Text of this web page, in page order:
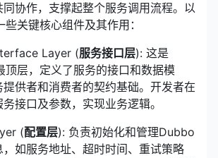
协作，支撑起整个服务调用流程。以
关键核心组件及其作用：
Layer (服务接口层): 这是
顶层，定义了服务的接口和数据模
提供者和消费者的契约基础。开发者在
接口及参数，实现业务逻辑。
(配置层): 负责初始化和管理Dubbo
，如服务地址、超时时间、重试策略